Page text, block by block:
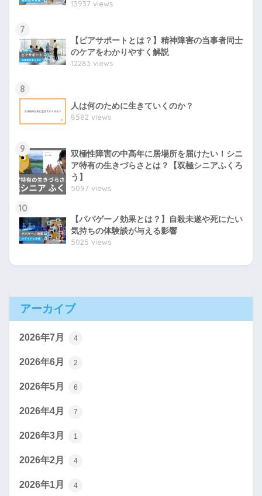
13937 views
7
【ピアサポートとは？】精神障害の当事者同士
のケアをわかりやすく解説
12283 views
8
人は何のために生きていくのか？
8582 views
9
双極性障害の中高年に居場所を届けたい！シニ
ア特有の生きづらさとは？【双極シニアふくろ
う】
5097 views
10
【パパゲーノ効果とは？】自殺未遂や死にたい
気持ちの体験談が与える影響
5025 views
アーカイブ
2026年7月 4
2026年6月 2
2026年5月 6
2026年4月 7
2026年3月 1
2026年2月 4
2026年1月 4